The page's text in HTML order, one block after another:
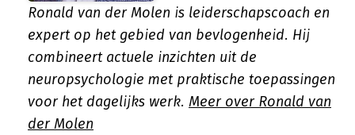
Ronald van der Molen is leiderschapscoach en
expert op het gebied van bevlogenheid. Hij
combineert actuele inzichten uit de
neuropsychologie met praktische toepassingen
voor het dagelijks werk. Meer over Ronald van
der Molen